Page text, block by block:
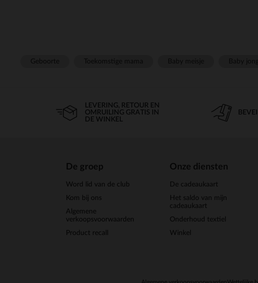
LEVERING, RETOUR EN
OMRUILING GRATIS IN
DE WINKEL
De groep
Word lid van de club
Kom bij ons
Algemene
verkoopsvoorwaarden
Product recall
Onze diensten
De cadeaukaart
Het saldo van mijn
cadeaukaart
Onderhoud textiel
Winkel